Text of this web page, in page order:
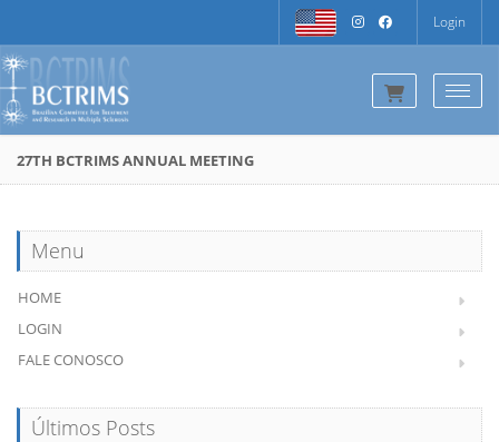
Login
27TH BCTRIMS ANNUAL MEETING
Menu
HOME
LOGIN
FALE CONOSCO
Últimos Posts